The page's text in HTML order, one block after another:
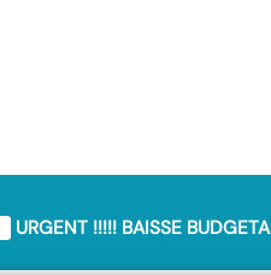
URGENT !!!!! BAISSE